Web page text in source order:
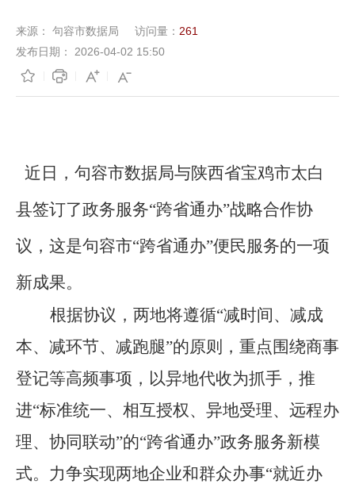
来源： 句容市数据局 访问量： 261
发布日期：
2026-04-02 15:50
近日，句容市数据局与陕西省宝鸡市太白
县签订了政务服务“跨省通办”战略合作协
议，这是句容市“跨省通办”便民服务的一项
新成果。
根据协议，两地将遵循“减时间、减成
本、减环节、减跑腿”的原则，重点围绕商事
登记等高频事项，以异地代收为抓手，推
进“标准统一、相互授权、异地受理、远程办
理、协同联动”的“跨省通办”政务服务新模
式。力争实现两地企业和群众办事“就近办